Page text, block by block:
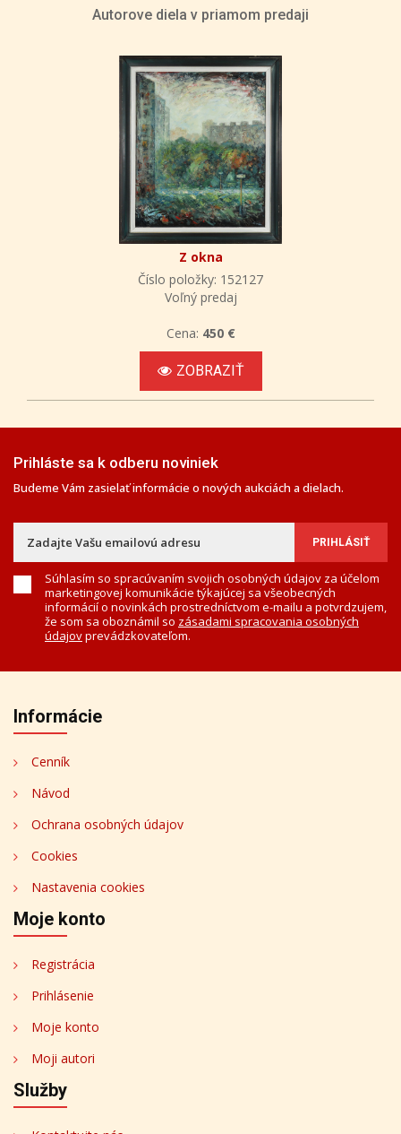
Autorove diela v priamom predaji
Z okna
Číslo položky: 152127
Voľný predaj
Cena: 450 €
ZOBRAZIŤ
Prihláste sa k odberu noviniek
Budeme Vám zasielať informácie o nových aukciách a dielach.
Súhlasím so spracúvaním svojich osobných údajov za účelom
marketingovej komunikácie týkajúcej sa všeobecných
informácií o novinkách prostredníctvom e-mailu a potvrdzujem,
že som sa oboznámil so zásadami spracovania osobných
údajovprevádzkovateľom.
Informácie
Cenník
Návod
Ochrana osobných údajov
Cookies
Nastavenia cookies
Moje konto
Registrácia
Prihlásenie
Moje konto
Moji autori
Služby